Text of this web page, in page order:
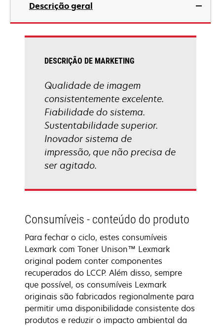
Descrição geral
DESCRIÇÃO DE MARKETING
Qualidade de imagem
consistentemente excelente.
Fiabilidade do sistema.
Sustentabilidade superior.
Inovador sistema de
impressão, que não precisa de
ser agitado.
Consumíveis - conteúdo do produto
Para fechar o ciclo, estes consumíveis
Lexmark com Toner Unison™ Lexmark
original podem conter componentes
recuperados do LCCP. Além disso, sempre
que possível, os consumíveis Lexmark
originais são fabricados regionalmente para
permitir uma disponibilidade consistente dos
produtos e reduzir o impacto ambiental da